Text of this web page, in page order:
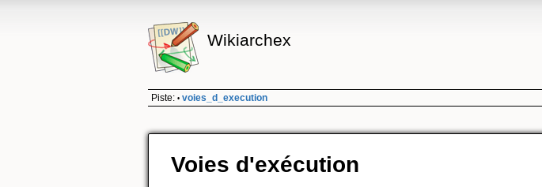
Wikiarchex
Piste: • voies_d_execution
Voies d'exécution